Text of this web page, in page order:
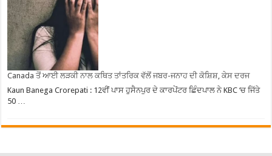
Canada ਤੋਂ ਆਈ ਲੜਕੀ ਨਾਲ ਕਥਿਤ ਤਾਂਤਰਿਕ ਵੱਲੋਂ ਜਬਰ-ਜਨਾਹ ਦੀ ਕੋਸ਼ਿਸ਼, ਕੇਸ ਦਰਜ
Kaun Banega Crorepati : 12ਵੀਂ ਪਾਸ ਹੁਸੈਨਪੁਰ ਦੇ ਕਾਰਪੇਂਟਰ ਛਿੰਦਪਾਲ ਨੇ KBC ‘ਚ ਜਿੱਤੇ
50 …